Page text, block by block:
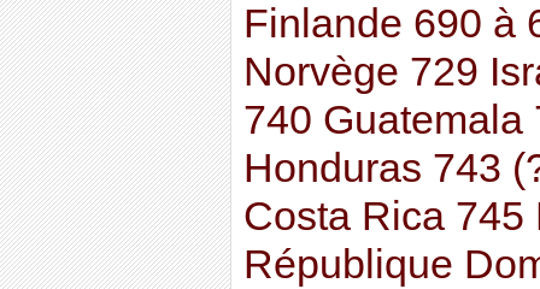
Finlande 690 à
Norvège 729
740 Guatemala
Honduras 743
Costa Rica 745
République